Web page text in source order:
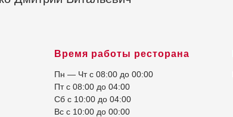
Время работы ресторана
Пн — Чт с 08:00 до 00:00
Пт с 08:00 до 04:00
Сб с 10:00 до 04:00
Вс с 10:00 до 00:00